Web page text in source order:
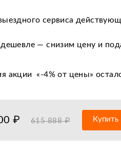
сервиса
— снизим цену и
послегарантийное
акции «-4% от цены»
₽ 615 888 ₽ Купить